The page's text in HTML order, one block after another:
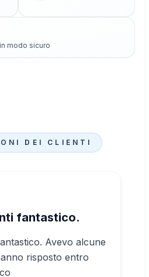
modo sicuro
DEI CLIENTI
fantastico.
Avevo alcune
risposto entro